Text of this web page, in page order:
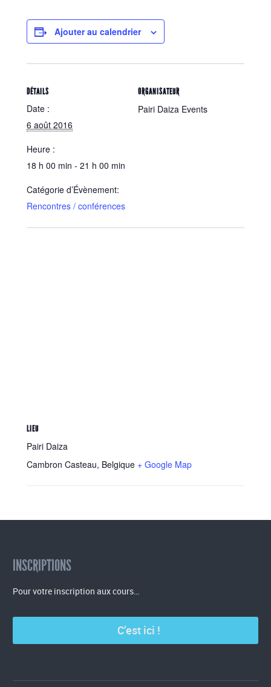
Ajouter au calendrier
DÉTAILS
Date :
6 août 2016
Heure :
18 h 00 min - 21 h 00 min
Catégorie d’Évènement:
Rencontres / conférences
ORGANISATEUR
Pairi Daiza Events
LIEU
Pairi Daiza
Cambron Casteau, Belgique + Google Map
INSCRIPTIONS
Pour votre inscription aux cours…
C’est ici !